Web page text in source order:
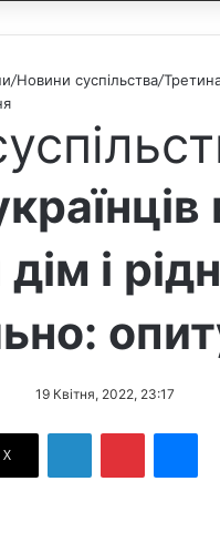
/Новини суспільства/
і
n
d
19 Квітня, 2022, 23:17
X